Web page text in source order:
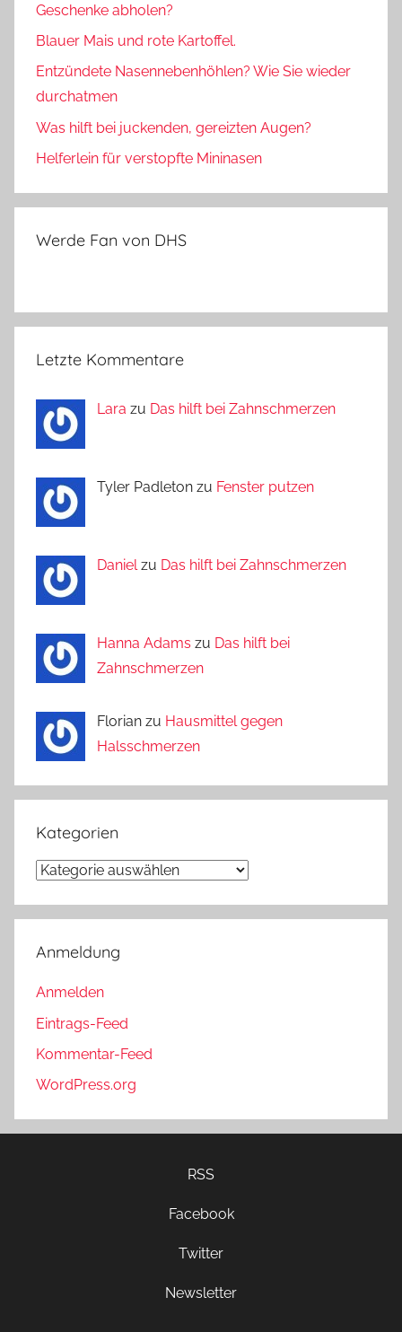
Geschenke abholen?
Blauer Mais und rote Kartoffel.
Entzündete Nasennebenhöhlen? Wie Sie wieder
durchatmen
Was hilft bei juckenden, gereizten Augen?
Helferlein für verstopfte Mininasen
Werde Fan von DHS
Letzte Kommentare
Lara zu Das hilft bei Zahnschmerzen
Tyler Padleton zu Fenster putzen
Daniel zu Das hilft bei Zahnschmerzen
Hanna Adams zu Das hilft bei
Zahnschmerzen
Florian zu Hausmittel gegen
Halsschmerzen
Kategorien
Kategorien
Anmeldung
Anmelden
Eintrags-Feed
Kommentar-Feed
WordPress.org
RSS
Facebook
Twitter
Newsletter